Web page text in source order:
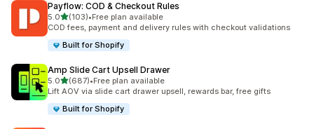
Payflow: COD & Checkout Rules
5.05つ星中
(103)
合計レビュー数：103件
•Free plan available
COD fees, payment and delivery rules with checkout validations
Built for Shopify
Amp Slide Cart Upsell Drawer
5.05つ星中
(687)
合計レビュー数：687件
•Free plan available
Lift AOV via slide cart drawer upsell, rewards bar, free gifts
Built for Shopify